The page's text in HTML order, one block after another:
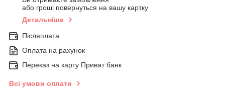
або гроші повернуться на вашу картку
Детальніше
Післяплата
Оплата на рахунок
Переказ на карту Приват банк
Всі умови оплати